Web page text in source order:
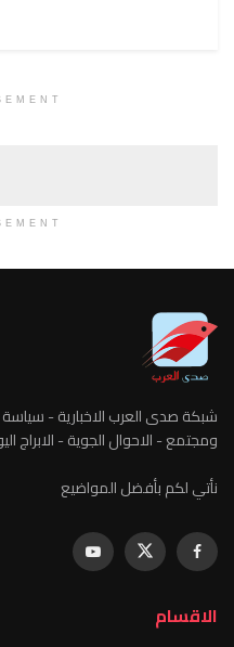
شبكة صدى العرب الاخبارية -
ومجتمع - الاحوال الجوية - الابراج
نأتي لكم بأفضل المواضيع
الاقسام